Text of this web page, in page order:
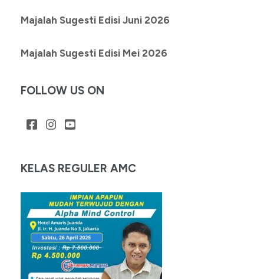
Majalah Sugesti Edisi Juni 2026
Majalah Sugesti Edisi Mei 2026
FOLLOW US ON
KELAS REGULER AMC